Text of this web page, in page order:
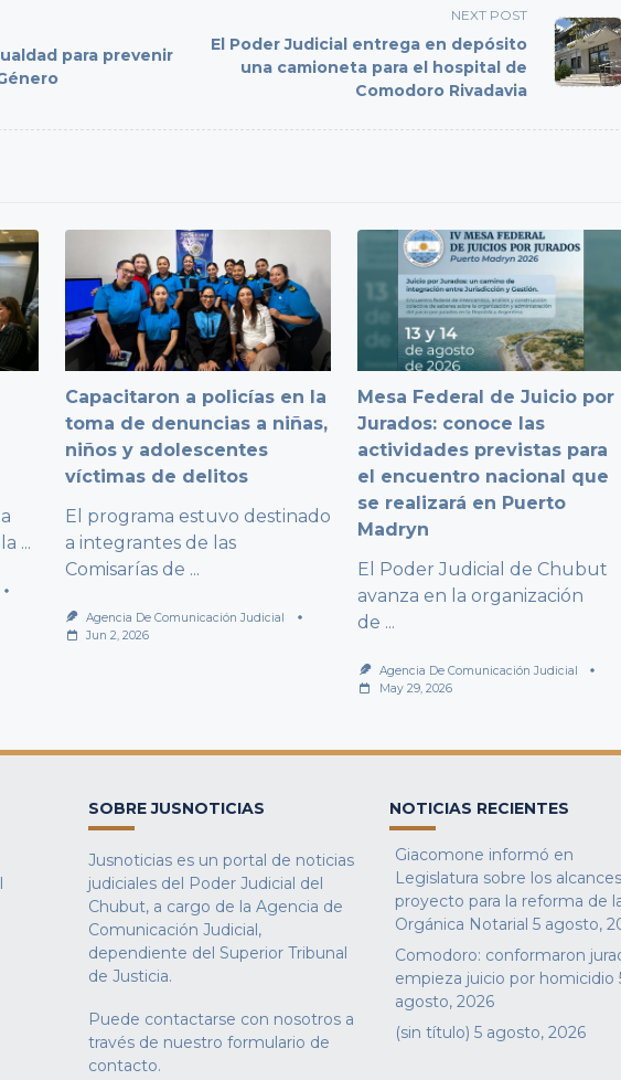
para prevenir
NEXT POST
El Poder Judicial entrega en depósito
una camioneta para el hospital de
Comodoro Rivadavia
...
Capacitaron a policías en la
toma de denuncias a niñas,
niños y adolescentes
víctimas de delitos
El programa estuvo destinado
a integrantes de las
Comisarías de ...
Agencia De Comunicación Judicial
Jun 2, 2026
Mesa Federal de Juicio por
Jurados: conoce las
actividades previstas para
el encuentro nacional que
se realizará en Puerto
Madryn
El Poder Judicial de Chubut
avanza en la organización
de ...
Agencia De Comunicación Judicial
May 29, 2026
SOBRE JUSNOTICIAS
Jusnoticias es un portal de noticias
judiciales del Poder Judicial del
Chubut, a cargo de la Agencia de
Comunicación Judicial,
dependiente del Superior Tribunal
de Justicia.
Puede contactarse con nosotros a
través de nuestro formulario de
contacto.
NOTICIAS RECIENTES
Giacomone informó en
Legislatura sobre los
proyecto para la reforma de
Orgánica Notarial 5 agosto,
Comodoro: conformaron
empieza juicio por homicidio
agosto, 2026
(sin título) 5 agosto, 2026